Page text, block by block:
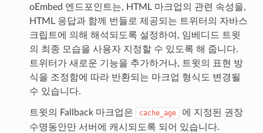
oEmbed 엔드포인트는, HTML 마크업의 관련 속성을,
HTML 응답과 함께 번들로 제공되는 트위터의 자바스
크립트에 의해 해석되도록 설정하여, 임베디드 트윗
의 최종 모습을 사용자 지정할 수 있도록 해 줍니다.
트위터가 새로운 기능을 추가하거나, 트윗의 표현 방
식을 조정함에 따라 반환되는 마크업 형식도 변경될
수 있습니다.
트윗의 Fallback 마크업은 cache_age
에 지정된 권장
수명동안만 서버에 캐시되도록 되어 있습니다.